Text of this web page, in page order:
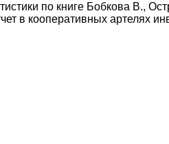
по книге Бобкова В.,
в кооперативных артелях